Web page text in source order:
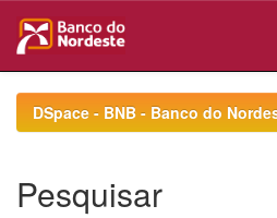
navigationDSpace - BNB - Banco do
Pesquisar